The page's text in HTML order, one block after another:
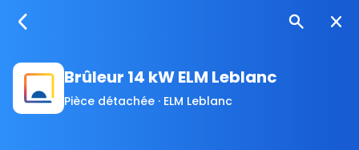
Brûleur 14 kW ELM Leblanc
Pièce détachée · ELM Leblanc